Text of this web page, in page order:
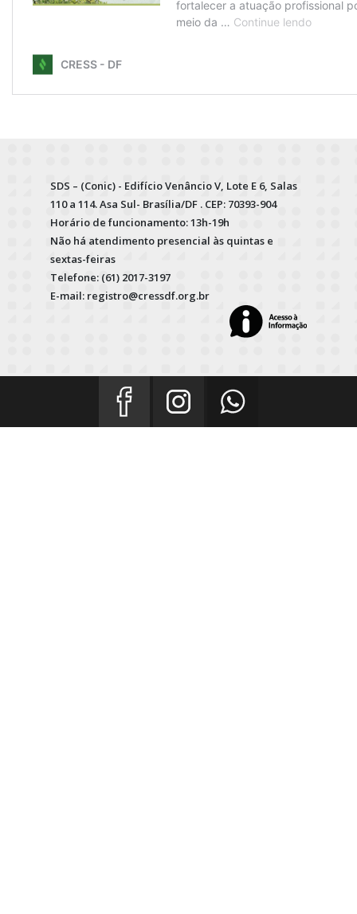
SDS – (Conic) - Edifício Venâncio V, Lote E 6, Salas
110 a 114. Asa Sul- Brasília/DF . CEP: 70393-904
Horário de funcionamento: 13h-19h
Não há atendimento presencial às quintas e
sextas-feiras
Telefone: (61) 2017-3197
E-mail: registro@cressdf.org.br